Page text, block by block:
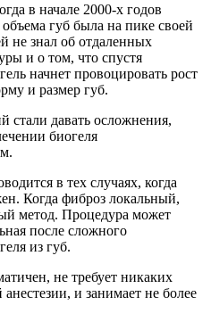
в начале 2000-х годов
губ была на пике своей
не знал об отдаленных
и о том, что спустя
начнет провоцировать рост
и размер губ.
стали давать осложнения,
биогеля
в тех случаях, когда
Когда фиброз локальный,
метод. Процедура может
после сложного
из губ.
не требует никаких
и занимает не более